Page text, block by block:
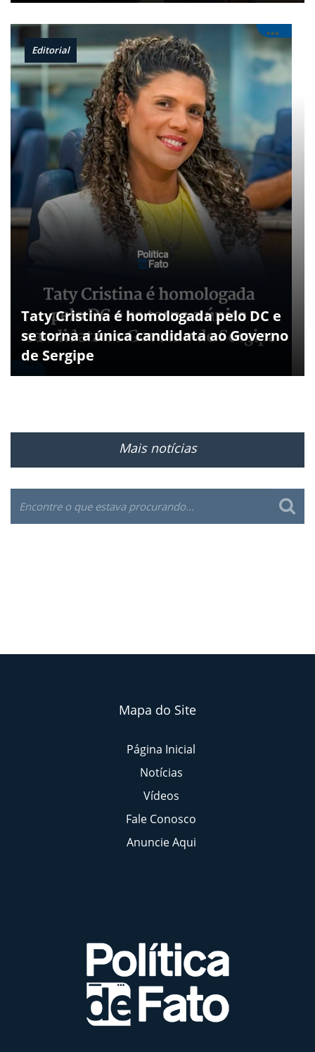
Editorial
Taty Cristina é homologada pelo DC e
se torna a única candidata ao Governo
de Sergipe
Mais notícias
Mapa do Site
Página Inicial
Notícias
Vídeos
Fale Conosco
Anuncie Aqui